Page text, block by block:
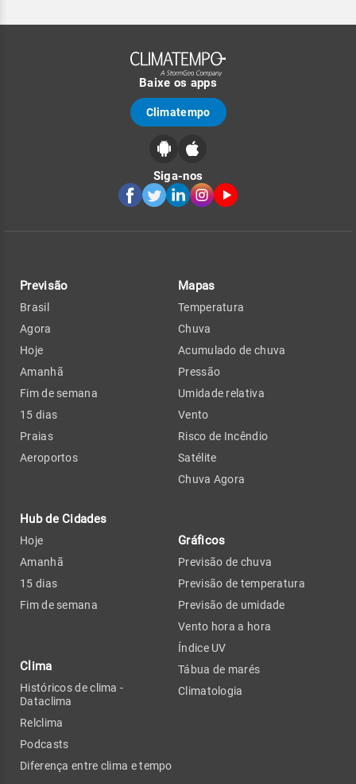
Baixe os apps
Climatempo
Siga-nos
Previsão
Brasil
Agora
Hoje
Amanhã
Fim de semana
15 dias
Praias
Aeroportos
Hub de Cidades
Hoje
Amanhã
15 dias
Fim de semana
Clima
Históricos de clima -
Dataclima
Relclima
Podcasts
Diferença entre clima e tempo
Mapas
Temperatura
Chuva
Acumulado de chuva
Pressão
Umidade relativa
Vento
Risco de Incêndio
Satélite
Chuva Agora
Gráficos
Previsão de chuva
Previsão de temperatura
Previsão de umidade
Vento hora a hora
Índice UV
Tábua de marés
Climatologia